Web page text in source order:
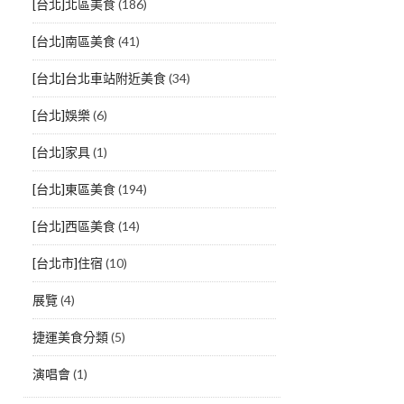
[台北]北區美食(186)
[台北]南區美食(41)
[台北]台北車站附近美食(34)
[台北]娛樂(6)
[台北]家具(1)
[台北]東區美食(194)
[台北]西區美食(14)
[台北市]住宿 (10)
展覽(4)
捷運美食分類(5)
演唱會(1)